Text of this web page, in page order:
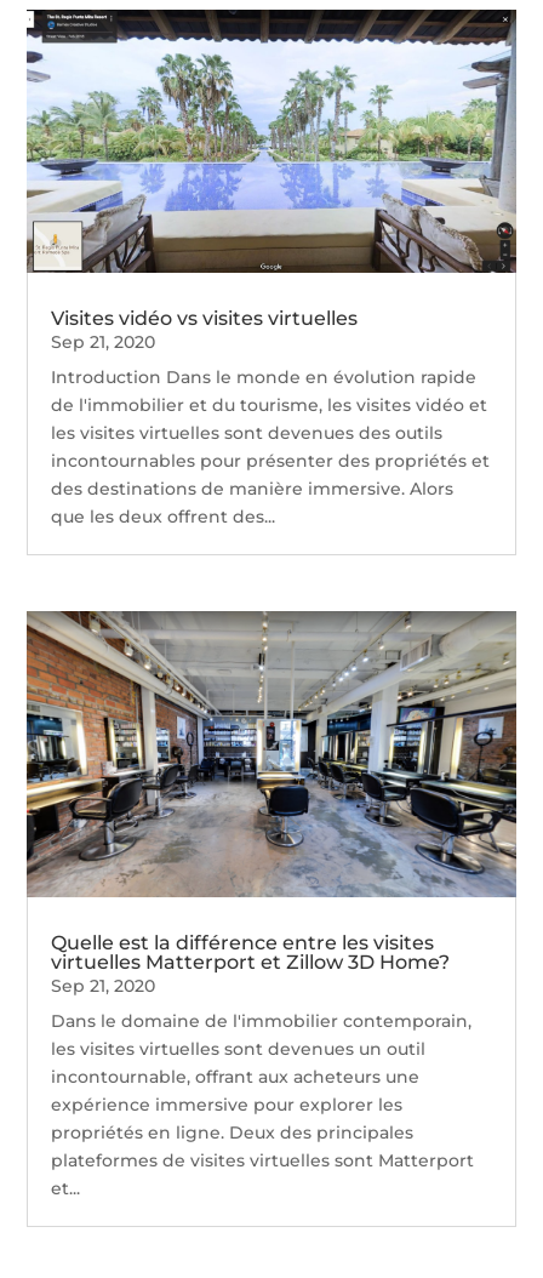
Visites vidéo vs visites virtuelles
Sep 21, 2020
Introduction Dans le monde en évolution rapide
de l'immobilier et du tourisme, les visites vidéo et
les visites virtuelles sont devenues des outils
incontournables pour présenter des propriétés et
des destinations de manière immersive. Alors
que les deux offrent des...
Quelle est la différence entre les visites
virtuelles Matterport et Zillow 3D Home?
Sep 21, 2020
Dans le domaine de l'immobilier contemporain,
les visites virtuelles sont devenues un outil
incontournable, offrant aux acheteurs une
expérience immersive pour explorer les
propriétés en ligne. Deux des principales
plateformes de visites virtuelles sont Matterport
et...